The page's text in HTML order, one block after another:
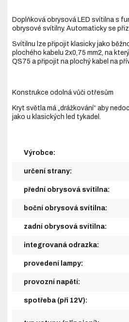
Doplňková obrysová LED svítilna s
obrysové svítilny. Automaticky se
Svítilnu lze připojit klasicky jako
plochého kabelu 2x0,75 mm2 , na
QS75 a připojit na plochý kabel na
Konstrukce odolná vůči otřesům
Kryt světla má „drážkování“ aby
jako u klasických led tykadel.
Výrobce:
určení strany:
přední obrysová svítilna:
boční obrysová svítilna:
zadní obrysová svítilna:
integrovaná odrazka:
provedení lampy:
provozní napětí:
spotřeba (při 12V):